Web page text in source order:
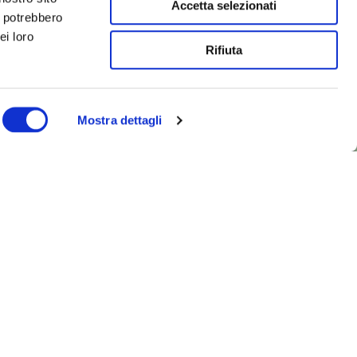
loro
Mostra dettagli
Accetta selezionati
Rifiuta